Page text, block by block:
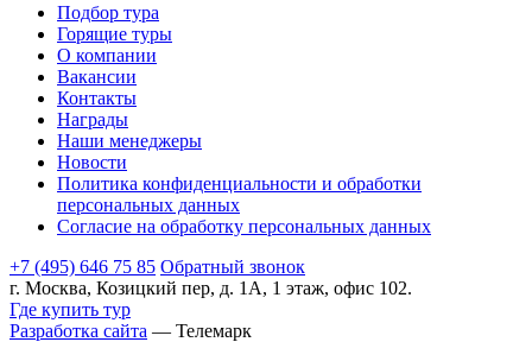
Подбор тура
Горящие туры
О компании
Вакансии
Контакты
Награды
Наши менеджеры
Новости
Политика конфиденциальности и обработки
персональных данных
Согласие на обработку персональных данных
+7 (495) 646 75 85 Обратный звонок
г. Москва, Козицкий пер, д. 1А, 1 этаж, офис 102.
Где купить тур
Разработка сайта — Телемарк